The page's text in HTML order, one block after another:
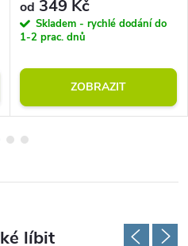
od 349 Kč
Skladem - rychlé dodání do
1-2 prac. dnů
ZOBRAZIT